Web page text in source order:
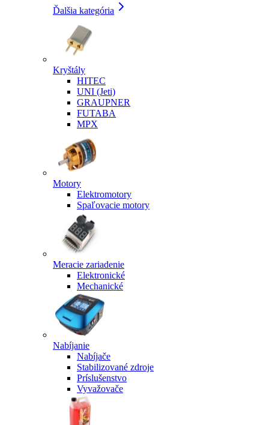
Ďalšia kategória
Kryštály
HITEC
UNI (Jeti)
GRAUPNER
FUTABA
MPX
Motory
Elektromotory
Spaľovacie motory
Meracie zariadenie
Elektronické
Mechanické
Nabíjanie
Nabíjače
Stabilizované zdroje
Príslušenstvo
Vyvažovače